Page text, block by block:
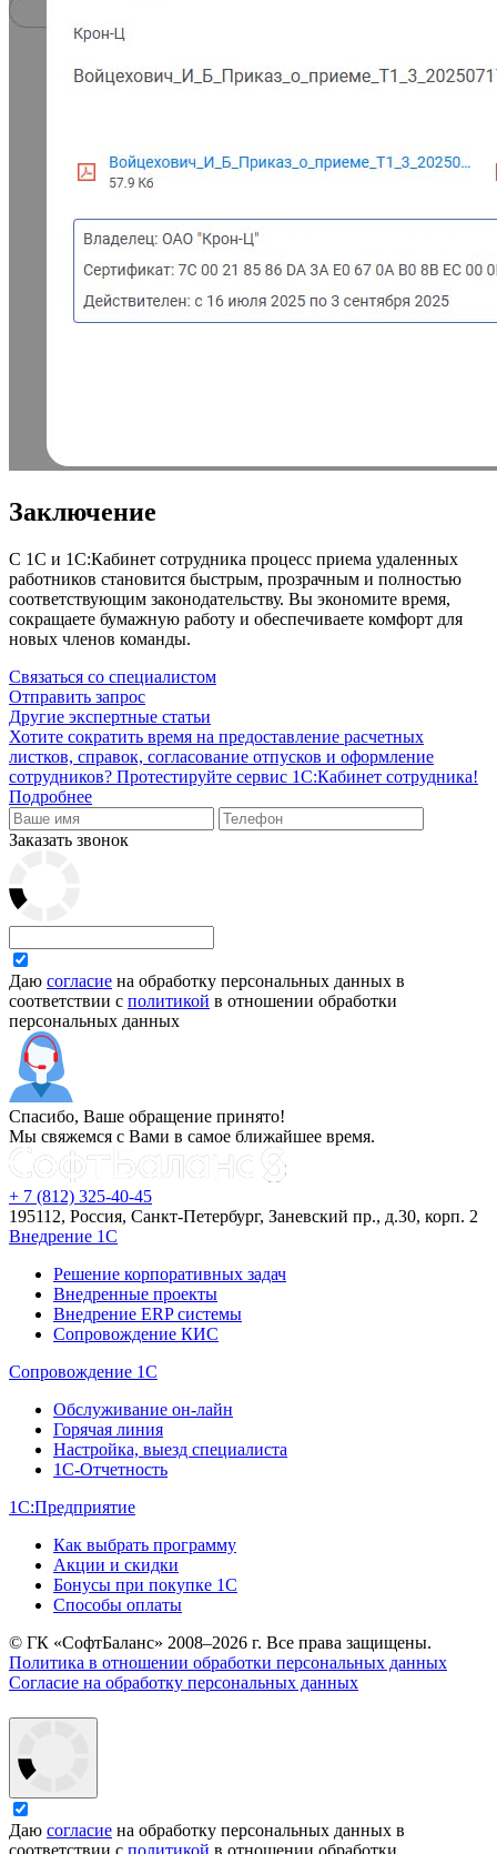
Заключение
С 1С и 1С:Кабинет сотрудника процесс приема удаленных
работников становится быстрым, прозрачным и полностью
соответствующим законодательству. Вы экономите время,
сокращаете бумажную работу и обеспечиваете комфорт для
новых членов команды.
Связаться со специалистом
Отправить запрос
Другие экспертные статьи
Хотите сократить время на предоставление расчетных
листков, справок, согласование отпусков и оформление
сотрудников? Протестируйте сервис 1С:Кабинет сотрудника!
Подробнее
Заказать звонок
Даю согласие на обработку персональных данных в
соответствии с политикой в отношении обработки
персональных данных
Спасибо, Ваше обращение принято!
Мы свяжемся с Вами в самое ближайшее время.
+ 7 (812) 325-40-45
195112, Россия, Санкт-Петербург, Заневский пр., д.30, корп. 2
Внедрение 1С
Решение корпоративных задач
Внедренные проекты
Внедрение ERP системы
Сопровождение КИС
Сопровождение 1С
Обслуживание он-лайн
Горячая линия
Настройка, выезд специалиста
1С-Отчетность
1С:Предприятие
Как выбрать программу
Акции и скидки
Бонусы при покупке 1С
Способы оплаты
© ГК «СофтБаланс» 2008–2026 г. Все права защищены.
Политика в отношении обработки персональных данных
Согласие на обработку персональных данных
Даю согласие на обработку персональных данных в
соответствии с политикой в отношении обработки